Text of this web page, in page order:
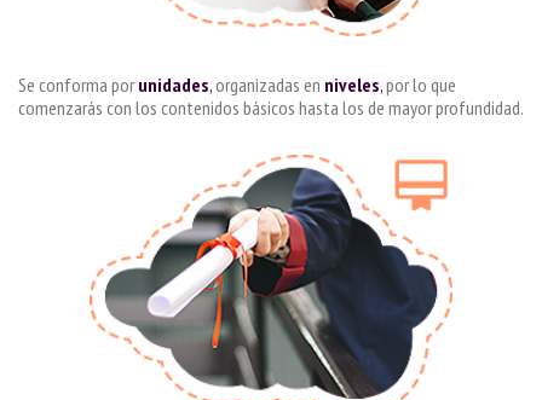
Se conforma porunidades,organizadas en niveles,por lo que
comenzarás con los contenidos básicos hasta los de mayor profundidad.